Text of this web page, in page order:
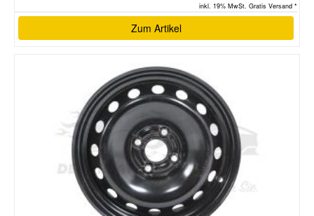
inkl. 19% MwSt. Gratis Versand *
Zum Artikel